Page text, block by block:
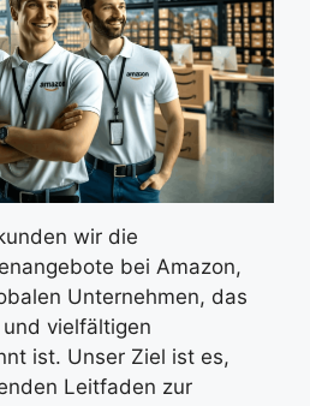
wir die
bei Amazon,
Unternehmen, das
vielfältigen
ist. Unser Ziel ist es,
Leitfaden zur